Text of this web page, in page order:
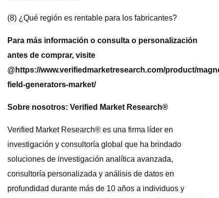
(8) ¿Qué región es rentable para los fabricantes?
Para más información o consulta o personalización
antes de comprar, visite
@ https://www.verifiedmarketresearch.com/product/
field-generators-market/
Sobre nosotros: Verified Market Research®
Verified Market Research® es una firma líder en
investigación y consultoría global que ha brindado
soluciones de investigación analítica avanzada,
consultoría personalizada y análisis de datos en
profundidad durante más de 10 años a individuos y